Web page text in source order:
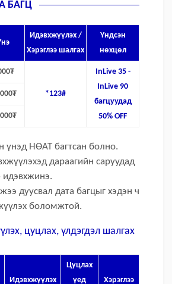
БАГЦ
Идэвхжүүлэх /
Хэрэглээ шалгах
Үндсэн
нөхцөл
*123#
InLive 35 -
InLive 90
багцуудад
50% OFF
үнэд НӨАТ багтсан болно.
дараагийн саруудад
идэвхжинэ.
дуусвал дата багцыг хэдэн ч
боломжтой.
цуцлах, үлдэгдэл шалгах
Идэвхжүүлэх
Цуцлах
үед
Хэрэглээ